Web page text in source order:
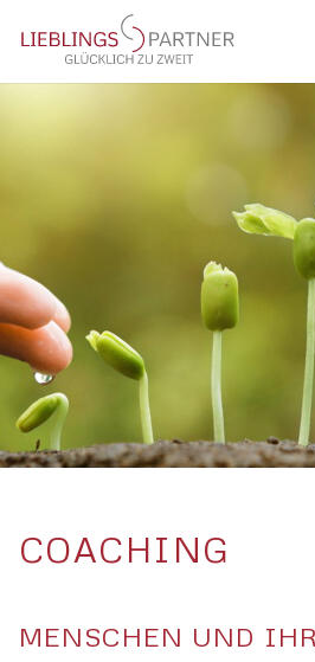
NAVIGATION
ÜBERSPRINGEN
HOME
BLOG
ÜBER UNS
KONTAKT
COACHING
MENSCHEN UND